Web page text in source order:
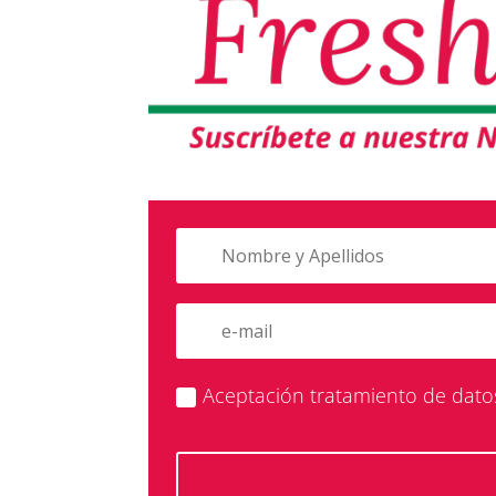
Aceptación tratamiento de